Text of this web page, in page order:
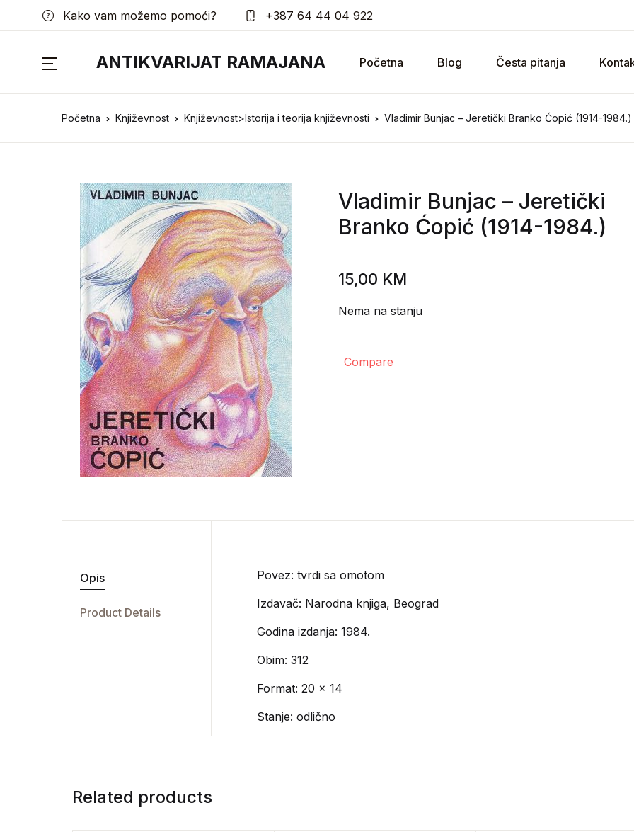
Kako vam možemo pomoći? +387 64 44 04 922
ANTIKVARIJAT RAMAJANA Početna Blog Česta pitanja
Početna Književnost Književnost>Istorija i teorija književnosti Vladimir Bunjac – Jeretički Branko Ćopić (1914-1984.)
Vladimir Bunjac – Jeretički
Branko Ćopić (1914-1984.)
15,00 KM
Nema na stanju
Compare
Opis
Product Details
Povez: tvrdi sa omotom
Izdavač: Narodna knjiga, Beograd
Godina izdanja: 1984.
Obim: 312
Format: 20 x 14
Stanje: odlično
Related products